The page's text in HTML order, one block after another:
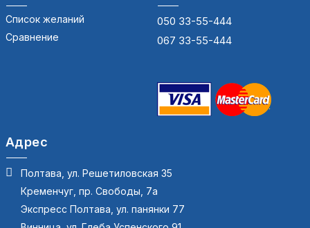
Список желаний
Сравнение
050 33-55-444
067 33-55-444
Адрес
Полтава, ул. Решетиловская 35
Кременчуг, пр. Свободы, 7а
Экспресс Полтава, ул. панянки 77